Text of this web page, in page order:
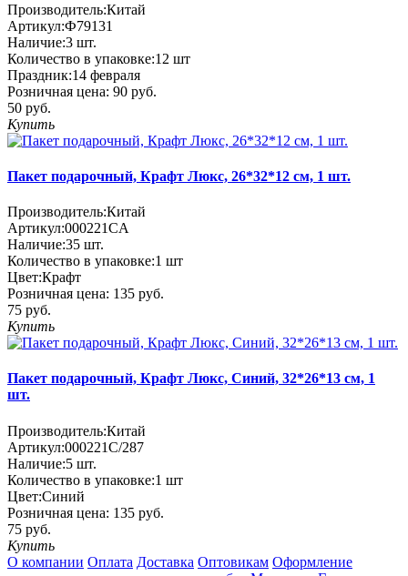
Производитель:Китай
Артикул:Ф79131
Наличие:3 шт.
Количество в упаковке:12 шт
Праздник:14 февраля
Розничная цена: 90 руб.
50 руб.
Купить
Пакет подарочный, Крафт Люкс, 26*32*12 см, 1 шт.
Производитель:Китай
Артикул:000221CA
Наличие:35 шт.
Количество в упаковке:1 шт
Цвет:Крафт
Розничная цена: 135 руб.
75 руб.
Купить
Пакет подарочный, Крафт Люкс, Синий, 32*26*13 см, 1
шт.
Производитель:Китай
Артикул:000221C/287
Наличие:5 шт.
Количество в упаковке:1 шт
Цвет:Синий
Розничная цена: 135 руб.
75 руб.
Купить
О компании Оплата Доставка Оптовикам Оформление